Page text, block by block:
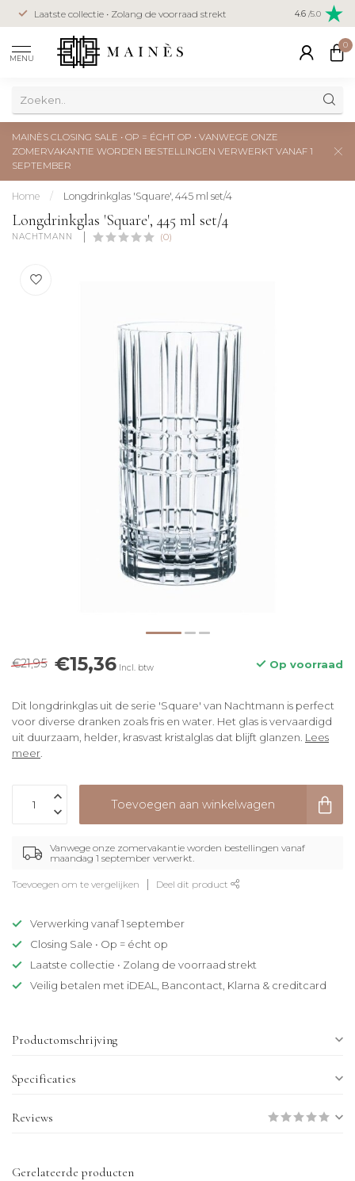
Laatste collectie • Zolang de voorraad strekt Veilig
creditcard
4.6 /5.0
MENU
0
MAINÈS CLOSING SALE • OP = ÉCHT OP • VANWEGE ONZE
ZOMERVAKANTIE WORDEN BESTELLINGEN VERWERKT VANAF 1
SEPTEMBER
Home / Longdrinkglas 'Square', 445 ml set/4
Longdrinkglas 'Square', 445 ml set/4
NACHTMANN (0)
€21,95 €15,36 Incl. btw Op voorraad
Dit longdrinkglas uit de serie 'Square' van Nachtmann is perfect
voor diverse dranken zoals fris en water. Het glas is vervaardigd
uit duurzaam, helder, krasvast kristalglas dat blijft glanzen. Lees
meer.
Toevoegen aan winkelwagen
Vanwege onze zomervakantie worden bestellingen vanaf
maandag 1 september verwerkt.
Toevoegen om te vergelijken Deel dit product
Verwerking vanaf 1 september
Closing Sale • Op = écht op
Laatste collectie • Zolang de voorraad strekt
Veilig betalen met iDEAL, Bancontact, Klarna & creditcard
Productomschrijving
Specificaties
Reviews
Gerelateerde producten